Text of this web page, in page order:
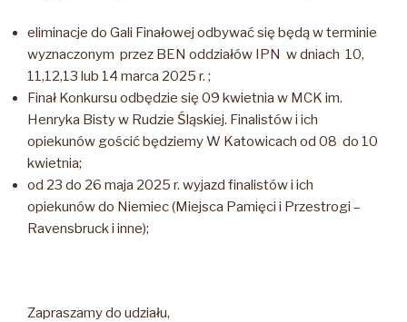
eliminacje do Gali Finałowej odbywać się będą w terminie
wyznaczonym przez BEN oddziałów IPN w dniach 10,
11,12,13 lub 14 marca 2025 r. ;
Finał Konkursu odbędzie się 09 kwietnia w MCK im.
Henryka Bisty w Rudzie Śląskiej. Finalistów i ich
opiekunów gościć będziemy W Katowicach od 08 do 10
kwietnia;
od 23 do 26 maja 2025 r. wyjazd finalistów i ich
opiekunów do Niemiec (Miejsca Pamięci i Przestrogi –
Ravensbruck i inne);
Zapraszamy do udziału,